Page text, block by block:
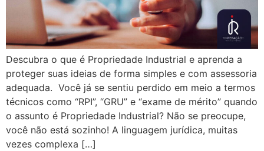
Descubra o que é Propriedade Industrial e aprenda a
proteger suas ideias de forma simples e com assessoria
adequada. Você já se sentiu perdido em meio a termos
técnicos como “RPI”, “GRU” e “exame de mérito” quando
o assunto é Propriedade Industrial? Não se preocupe,
você não está sozinho! A linguagem jurídica, muitas
vezes complexa […]